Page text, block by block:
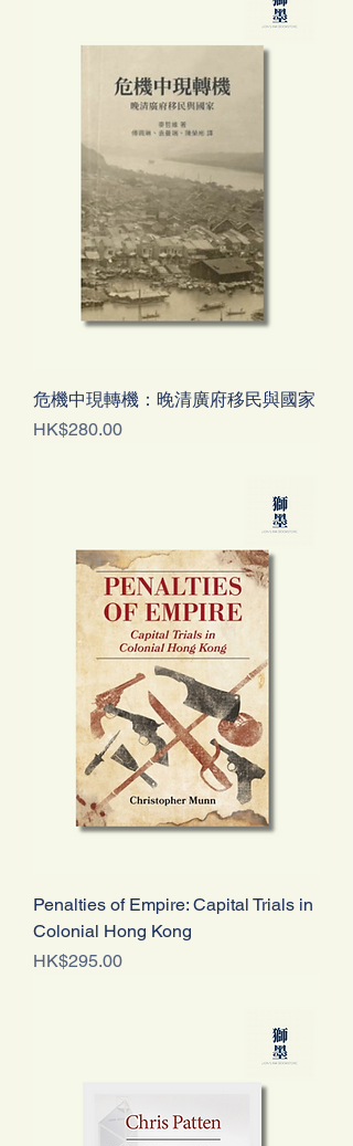
危機中現轉機：晚清廣府移民與國家
Price
HK$280.00
Penalties of Empire: Capital Trials in
Colonial Hong Kong
Price
HK$295.00